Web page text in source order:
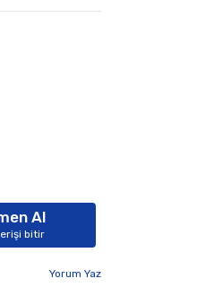
Al
bitir
Yorum Yaz